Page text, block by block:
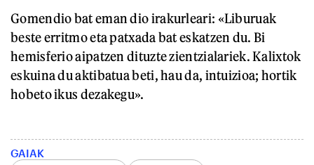
Gomendio bat eman dio irakurleari: «Liburuak
beste erritmo eta patxada bat eskatzen du. Bi
hemisferio aipatzen dituzte zientzialariek. Kalixtok
eskuina du aktibatua beti, hau da, intuizioa; hortik
hobeto ikus dezakegu».
GAIAK